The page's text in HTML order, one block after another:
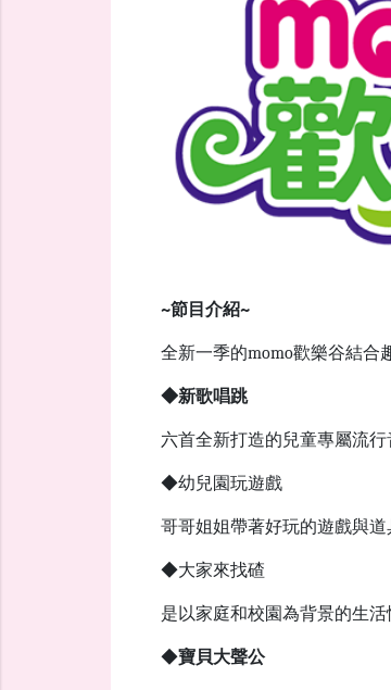
~節目介紹~
全新一季的momo歡樂谷結合
◆新歌唱跳
六首全新打造的兒童專屬流
◆幼兒園玩遊戲
哥哥姐姐帶著好玩的遊戲與
◆大家來找碴
是以家庭和校園為背景的生
◆寶貝大聲公